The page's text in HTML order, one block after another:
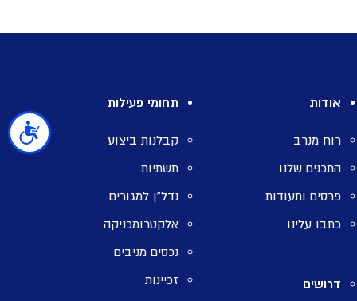
נגישות
אודות
רוח מנרב
התכנים שלנו
פרסים ותעודות
כתבו עלינו
דרושים
תחומי פעילות
קבלנות ביצוע
תשתיות
נדל”ן למגורים
אלקטרומכניקה
נכסים מניבים
זכיינות